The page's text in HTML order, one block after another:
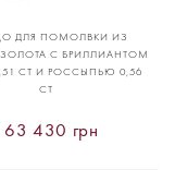
ДЛЯ ПОМОЛВКИ ИЗ
С БРИЛЛИАНТОМ
CT И РОССЫПЬЮ 0,56
CT
430 грн